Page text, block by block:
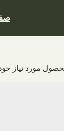
مورد نیاز